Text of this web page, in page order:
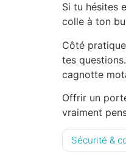
Si tu hésites
colle à ton
Côté
tes
cagnotte
Offrir un
vraiment
Sécurité &